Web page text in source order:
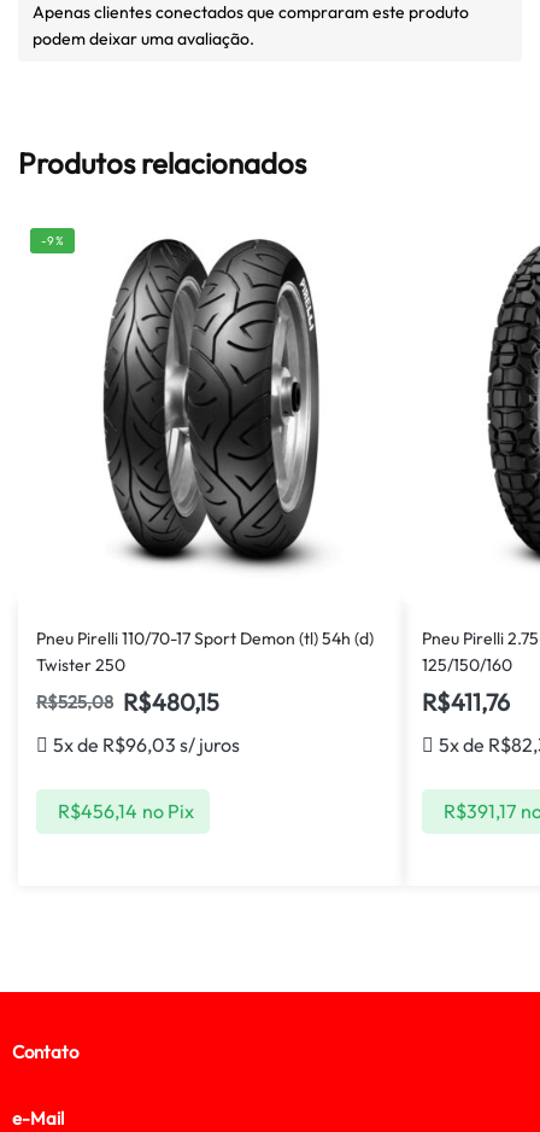
Apenas clientes conectados que compraram este produto
podem deixar uma avaliação.
Produtos relacionados
-9%
Pneu Pirelli 110/70-17 Sport Demon (tl) 54h (d)
Twister 250
R$525,08 R$480,15
5x de R$96,03 s/ juros
R$456,14 no Pix
Pneu Pirelli
125/150/160
R$411,76
5x de R$
R$391,17
Contato
e-Mail